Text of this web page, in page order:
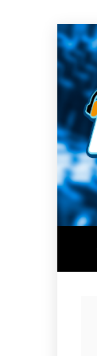
Skip
to